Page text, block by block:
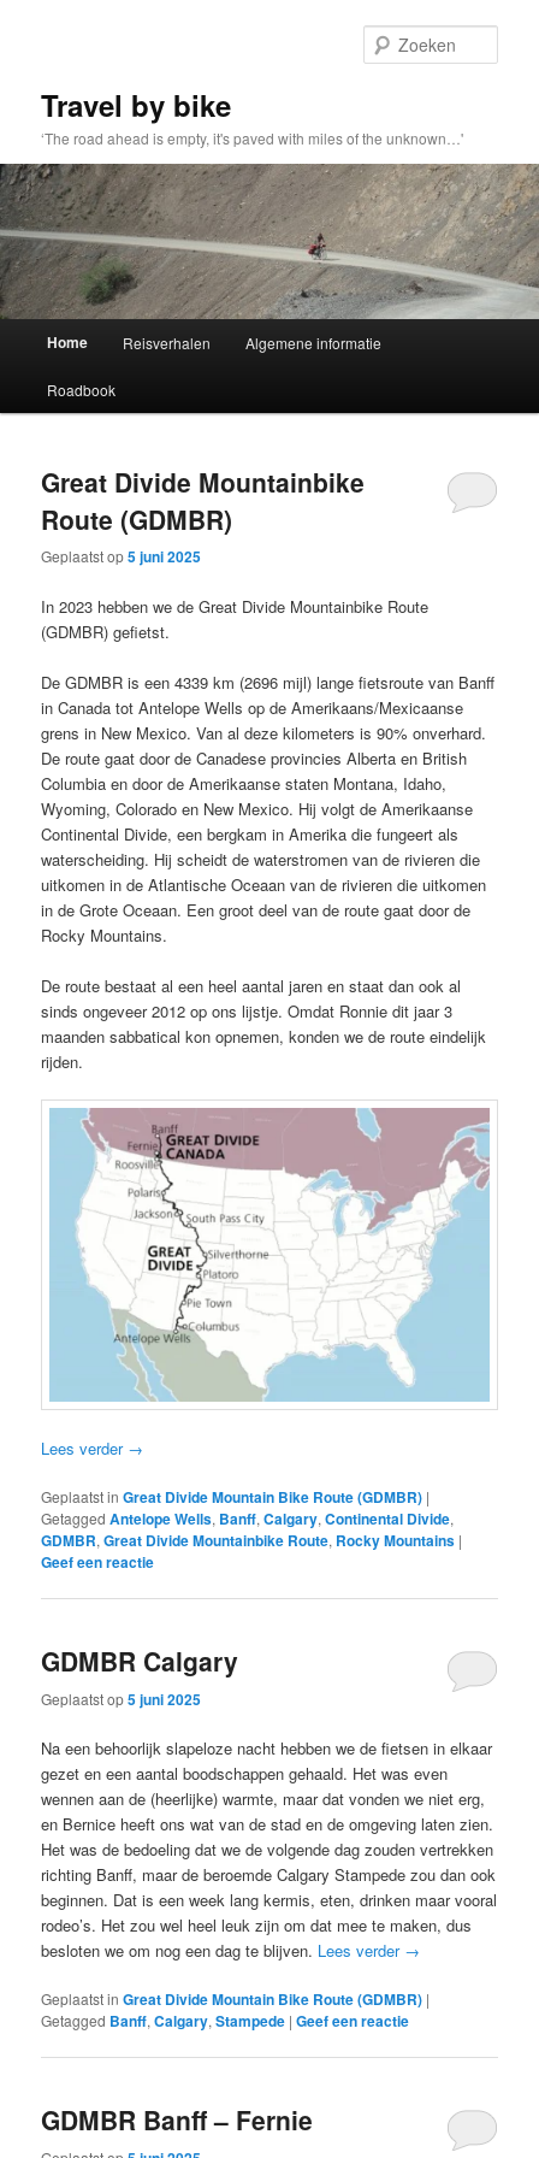
Travel by bike
‘The road ahead is empty, it's paved with miles of the unknown…'
HoofdmenuHome Reisverhalen Algemene informatie
Roadbook
Great Divide Mountainbike
Route (GDMBR)
Geplaatst op5 juni 2025
In 2023 hebben we de Great Divide Mountainbike Route
(GDMBR) gefietst.
De GDMBR is een 4339 km (2696 mijl) lange fietsroute van Banff
in Canada tot Antelope Wells op de Amerikaans/Mexicaanse
grens in New Mexico. Van al deze kilometers is 90% onverhard.
De route gaat door de Canadese provincies Alberta en British
Columbia en door de Amerikaanse staten Montana, Idaho,
Wyoming, Colorado en New Mexico. Hij volgt de Amerikaanse
Continental Divide, een bergkam in Amerika die fungeert als
waterscheiding. Hij scheidt de waterstromen van de rivieren die
uitkomen in de Atlantische Oceaan van de rivieren die uitkomen
in de Grote Oceaan. Een groot deel van de route gaat door de
Rocky Mountains.
De route bestaat al een heel aantal jaren en staat dan ook al
sinds ongeveer 2012 op ons lijstje. Omdat Ronnie dit jaar 3
maanden sabbatical kon opnemen, konden we de route eindelijk
rijden.
Lees verder →
Geplaatst in Great Divide Mountain Bike Route (GDMBR) |
Getagged Antelope Wells, Banff,Calgary,Continental Divide,
GDMBR,Great Divide Mountainbike Route, Rocky Mountains |
Geef een reactie
GDMBR Calgary
Geplaatst op5 juni 2025
Na een behoorlijk slapeloze nacht hebben we de fietsen in elkaar
gezet en een aantal boodschappen gehaald. Het was even
wennen aan de (heerlijke) warmte, maar dat vonden we niet erg,
en Bernice heeft ons wat van de stad en de omgeving laten zien.
Het was de bedoeling dat we de volgende dag zouden vertrekken
richting Banff, maar de beroemde Calgary Stampede zou dan ook
beginnen. Dat is een week lang kermis, eten, drinken maar vooral
rodeo’s. Het zou wel heel leuk zijn om dat mee te maken, dus
besloten we om nog een dag te blijven. Lees verder →
Geplaatst in Great Divide Mountain Bike Route (GDMBR) |
Getagged Banff,Calgary,Stampede |Geef een reactie
GDMBR Banff – Fernie